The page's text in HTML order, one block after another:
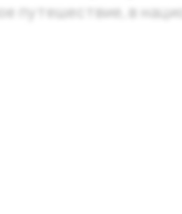
путешествие, в